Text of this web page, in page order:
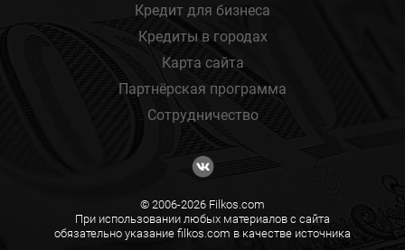
Кредит для бизнеса
Кредиты в городах
Карта сайта
Партнёрская программа
Сотрудничество
© 2006-2026 Filkos.com
При использовании любых материалов с сайта
обязательно указание filkos.com в качестве источника